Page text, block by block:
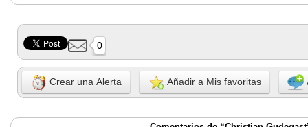
0
Crear una Alerta Añadir a Mis favoritas